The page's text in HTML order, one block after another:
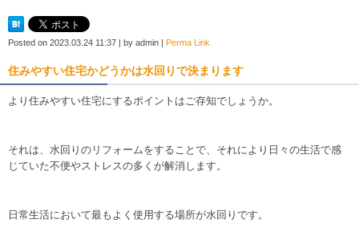
Posted on 2023.03.24 11:37 | by admin | Perma Link
住みやすい住宅かどうかは水回りで決まります
より住みやすい住宅にするポイントはご存知でしょうか。
それは、水回りのリフォームをすることで、それにより日々の生活で感
じていた不便やストレスの多くが解消します。
日常生活において最もよく使用する場所が水回りです。